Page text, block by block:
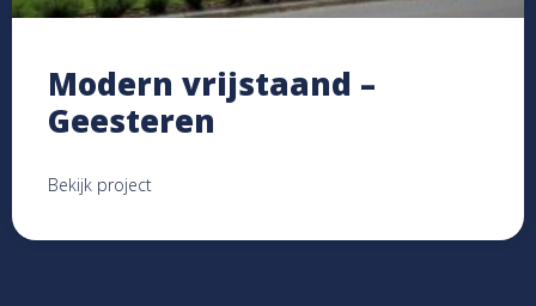
Modern vrijstaand –
Geesteren
Bekijk project